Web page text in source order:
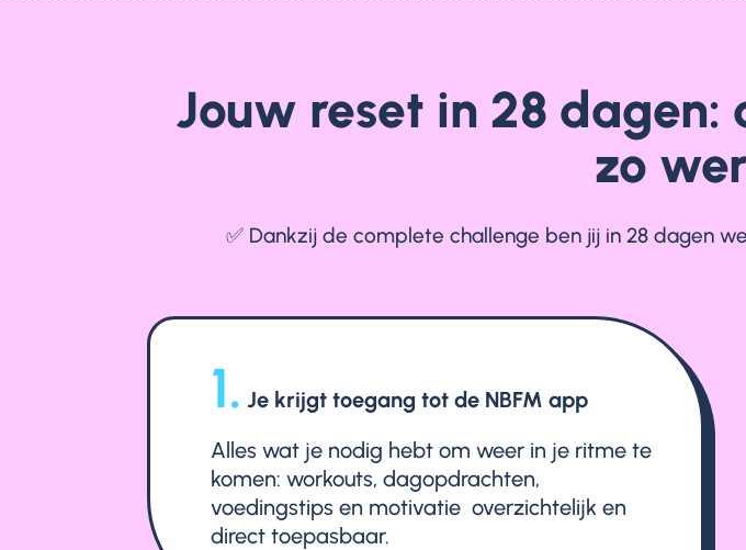
Jouw reset in 28
zo
✅ Dankzij de complete challenge ben jij in 28 dagen
1. Je krijgt toegang tot de NBFM app
Alles wat je nodig hebt om weer in je ritme te
komen: workouts, dagopdrachten,
voedingstips en motivatie overzichtelijk en
direct toepasbaar.